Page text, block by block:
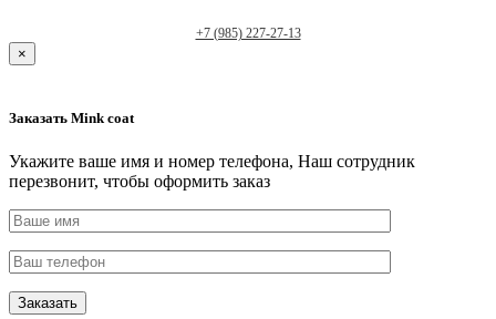
+7 (985) 227-27-13
×
Заказать Mink coat
Укажите ваше имя и номер телефона, Наш сотрудник
перезвонит, чтобы оформить заказ